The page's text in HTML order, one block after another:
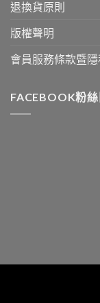
退換貨原則
版權聲明
會員服務條款暨
FACEBOOK粉絲